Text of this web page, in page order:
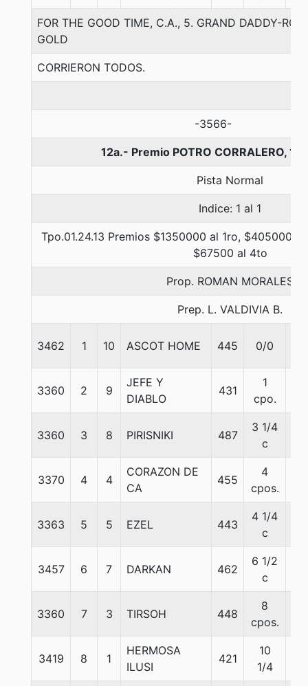
FOR THE GOOD TIME, C.A., 5. GRAND DADDY-
GOLD
CORRIERON TODOS.
-3566-
12a.- Premio POTRO CORRALERO,
Pista Normal
Indice: 1 al 1
Tpo.01.24.13 Premios $1350000 al 1ro, $405000
$67500 al 4to
Prop. ROMAN MORALES
Prep. L. VALDIVIA B.
3462 1 10 ASCOT HOME 445 0/0
3360 2 9
JEFE Y
DIABLO
431
1
cpo.
3360 3 8 PIRISNIKI 487
3 1/4
c
3370 4 4
CORAZON DE
CA
455
4
cpos.
3363 5 5 EZEL 443
4 1/4
c
3457 6 7 DARKAN 462
6 1/2
c
3360 7 3 TIRSOH 448
8
cpos.
3419 8 1
HERMOSA
ILUSI
421
10
1/4